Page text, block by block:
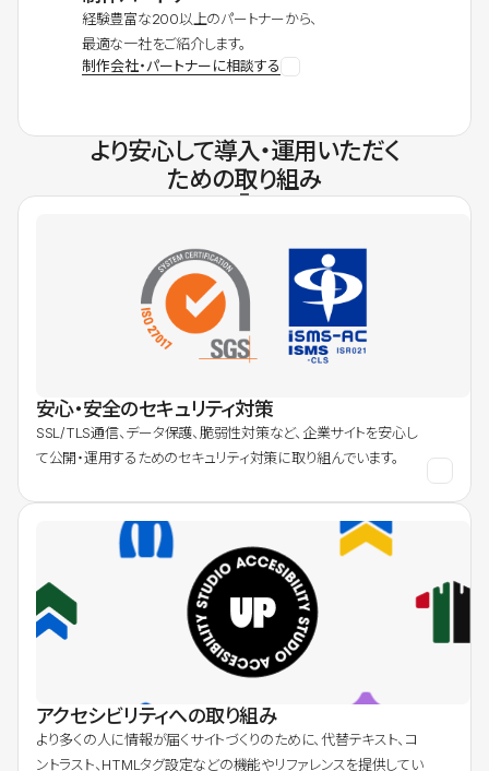
経験豊富な200以上のパートナーから、
最適な一社をご紹介します。
制作会社・パートナーに相談する
より安心して導入・運用いただく
ための取り組み
安心・安全のセキュリティ対策
SSL/TLS通信、データ保護、脆弱性対策など、企業サイトを安心し
て公開・運用するためのセキュリティ対策に取り組んでいます。
アクセシビリティへの取り組み
より多くの人に情報が届くサイトづくりのために、代替テキスト、コ
ントラスト、HTMLタグ設定などの機能やリファレンスを提供してい